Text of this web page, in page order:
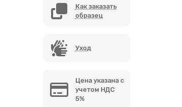
Как заказать
образец
Уход
Цена указана с
учетом НДС
5%